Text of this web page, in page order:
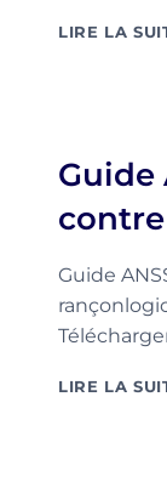
LIRE LA
Guide
Guide
LIRE LA